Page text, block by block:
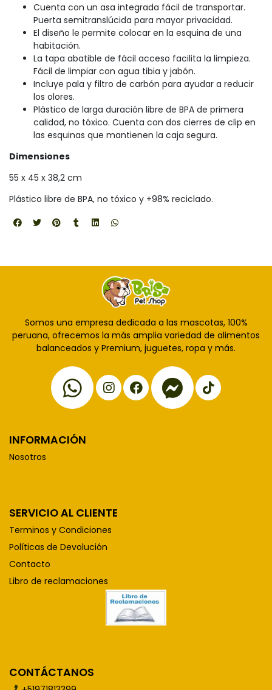
Cuenta con un asa integrada fácil de transportar.
Puerta semitranslúcida para mayor privacidad.
El diseño le permite colocar en la esquina de una
habitación.
La tapa abatible de fácil acceso facilita la limpieza.
Fácil de limpiar con agua tibia y jabón.
Incluye pala y filtro de carbón para ayudar a reducir
los olores.
Plástico de larga duración libre de BPA de primera
calidad, no tóxico. Cuenta con dos cierres de clip en
las esquinas que mantienen la caja segura.
Dimensiones
55 x 45 x 38,2 cm
Plástico libre de BPA, no tóxico y +98% reciclado.
Somos una empresa dedicada a las mascotas, 100%
peruana, ofrecemos la más amplia variedad de alimentos
balanceados y Premium, juguetes, ropa y más.
INFORMACIÓN
Nosotros
SERVICIO AL CLIENTE
Terminos y Condiciones
Políticas de Devolución
Contacto
Libro de reclamaciones
CONTÁCTANOS